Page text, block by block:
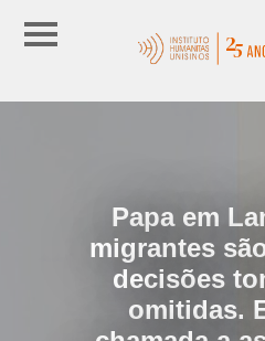
Papa em
migrantes
decisões
omitidas.